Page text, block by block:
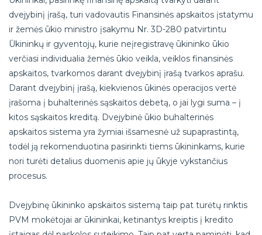
dvejybinį įrašą, turi vadovautis Finansinės apskaitos įstatymu
ir žemės ūkio ministro įsakymu Nr. 3D-280 patvirtintu
Ūkininkų ir gyventojų, kurie neįregistravę ūkininko ūkio
verčiasi individualia žemės ūkio veikla, veiklos finansinės
apskaitos, tvarkomos darant dvejybinį įrašą tvarkos aprašu.
Darant dvejybinį įrašą, kiekvienos ūkinės operacijos vertė
įrašoma į buhalterinės sąskaitos debetą, o jai lygi suma – į
kitos sąskaitos kreditą. Dvejybinė ūkio buhalterinės
apskaitos sistema yra žymiai išsamesnė už supaprastintą,
todėl ją rekomenduotina pasirinkti tiems ūkininkams, kurie
nori turėti detalius duomenis apie jų ūkyje vykstančius
procesus.
Dvejybinę ūkininko apskaitos sistemą taip pat turėtų rinktis
PVM mokėtojai ar ūkininkai, ketinantys kreiptis į kredito